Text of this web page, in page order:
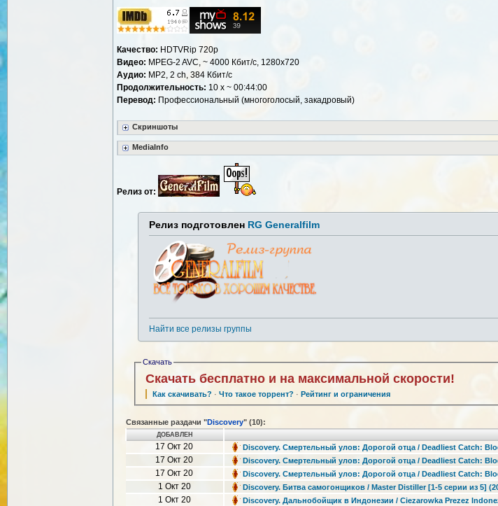
Качество: HDTVRip 720p
Видео: MPEG-2 AVC, ~ 4000 Кбит/с, 1280x720
Аудио: MP2, 2 ch, 384 Кбит/с
Продолжительность: 10 х ~ 00:44:00
Перевод: Профессиональный (многоголосый, закадровый)
Скриншоты
MediaInfo
Релиз от:
Релиз подготовлен RG Generalfilm
Найти все релизы группы
Скачать
Скачать бесплатно и на максимальной скорости!
Как скачивать? ·Что такое торрент? · Рейтинг и ограничения
Связанные раздачи "Discovery" (10):
ДОБАВЛЕН
17 Окт 20 Discovery. Смертельный улов: Дорогой отца / Deadliest Catch:
17 Окт 20
Discovery. Смертельный улов: Дорогой отца / Deadliest Catch:
17 Окт 20
Discovery. Смертельный улов: Дорогой отца / Deadliest Catch:
1 Окт 20
Discovery. Битва самогонщиков / Master Distiller [1-5 серии из 5]
1 Окт 20
Discovery. Дальнобойщик в Индонезии / Ciezarowka Prezez